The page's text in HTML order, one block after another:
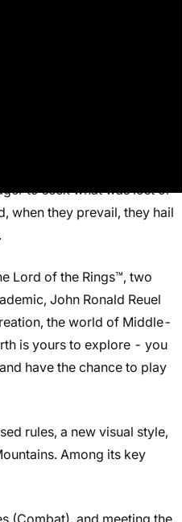
to seek what was lost or
when they prevail, they hail
Lord of the Rings™, two
John Ronald Reuel
the world of Middle-
is yours to explore - you
have the chance to play
rules, a new visual style,
Among its key
(Combat), and meeting the